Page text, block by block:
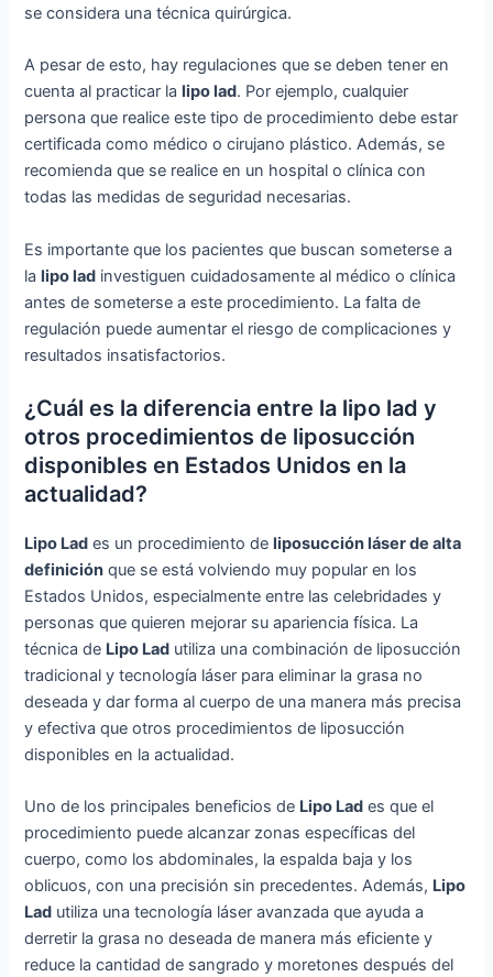
se considera una técnica quirúrgica.
A pesar de esto, hay regulaciones que se deben tener en
cuenta al practicar la lipo lad. Por ejemplo, cualquier
persona que realice este tipo de procedimiento debe estar
certificada como médico o cirujano plástico. Además, se
recomienda que se realice en un hospital o clínica con
todas las medidas de seguridad necesarias.
Es importante que los pacientes que buscan someterse a
lalipo lad investiguen cuidadosamente al médico o clínica
antes de someterse a este procedimiento. La falta de
regulación puede aumentar el riesgo de complicaciones y
resultados insatisfactorios.
¿Cuál es la diferencia entre la lipo lad y
otros procedimientos de liposucción
disponibles en Estados Unidos en la
actualidad?
Lipo Lad es un procedimiento deliposucción láser de alta
definición que se está volviendo muy popular en los
Estados Unidos, especialmente entre las celebridades y
personas que quieren mejorar su apariencia física. La
técnica de Lipo Lad utiliza una combinación de liposucción
tradicional y tecnología láser para eliminar la grasa no
deseada y dar forma al cuerpo de una manera más precisa
y efectiva que otros procedimientos de liposucción
disponibles en la actualidad.
Uno de los principales beneficios de Lipo Lad es que el
procedimiento puede alcanzar zonas específicas del
cuerpo, como los abdominales, la espalda baja y los
oblicuos, con una precisión sin precedentes. Además, Lipo
Lad utiliza una tecnología láser avanzada que ayuda a
derretir la grasa no deseada de manera más eficiente y
reduce la cantidad de sangrado y moretones después del